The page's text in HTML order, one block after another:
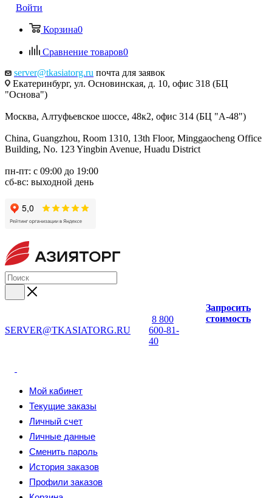
Войти
Корзина0
Сравнение товаров0
server@tkasiatorg.ru почта для заявок
Екатеринбург, ул. Основинская, д. 10, офис 318 (БЦ
"Основа")
Москва, Алтуфьевское шоссе, 48к2, офис 314 (БЦ "А-48")
China, Guangzhou, Room 1310, 13th Floor, Minggaocheng Office
Building, No. 123 Yingbin Avenue, Huadu District
пн-пт: с 09:00 до 19:00
сб-вс: выходной день
SERVER@TKASIATORG.RU
8 800
600-81-
40
Запросить
стоимость
Мой кабинет
Текущие заказы
Личный счет
Личные данные
Сменить пароль
История заказов
Профили заказов